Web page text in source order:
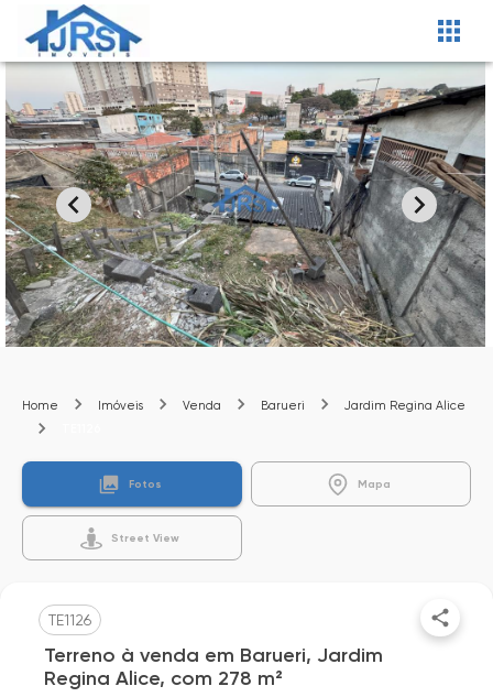
Home Imóveis Venda Barueri
Jardim Regina Alice
Fotos Mapa
Street View
TE1126
Terreno à venda em Barueri, Jardim
Regina Alice, com 278 m²